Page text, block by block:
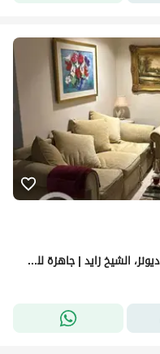
شقة 2 غرف بحديقة للبيع في كمبوند زايد ديونز، الشيخ زايد | جاهزة للسكن | موقع مميز